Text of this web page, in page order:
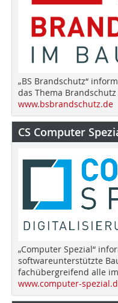
„BS Brandschutz“
das Thema Brandschutz
www.bsbrandschutz.de
CS Computer
„Computer Spezial“
softwareunterstützte
fachübergreifend alle
www.computer-